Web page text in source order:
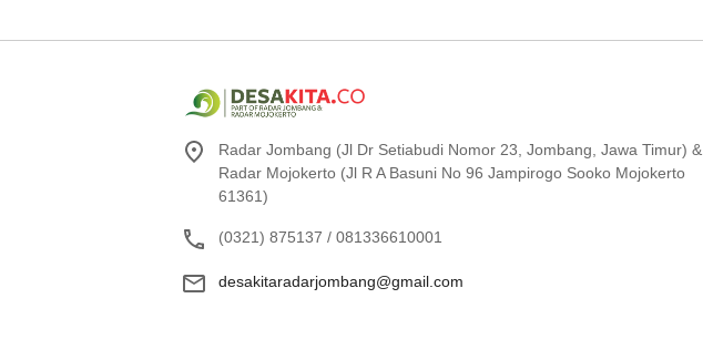
Radar Jombang (Jl Dr Setiabudi Nomor 23, Jombang, Jawa Timur) &
Radar Mojokerto (Jl R A Basuni No 96 Jampirogo Sooko Mojokerto
61361)
(0321) 875137 / 081336610001
desakitaradarjombang@gmail.com